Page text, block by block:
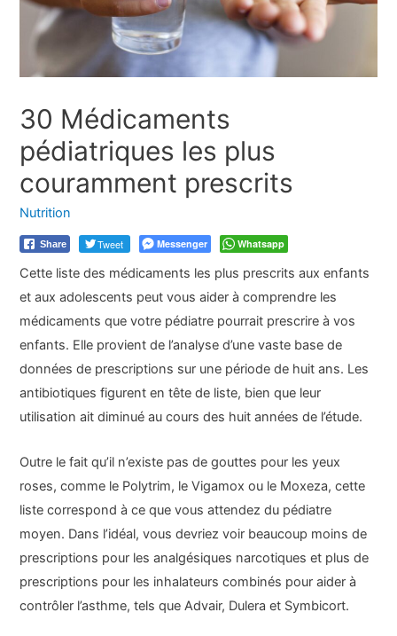
30 Médicaments
pédiatriques les plus
couramment prescrits
Nutrition
Share Tweet Messenger Whatsapp
Cette liste des médicaments les plus prescrits aux enfants
et aux adolescents peut vous aider à comprendre les
médicaments que votre pédiatre pourrait prescrire à vos
enfants. Elle provient de l’analyse d’une vaste base de
données de prescriptions sur une période de huit ans. Les
antibiotiques figurent en tête de liste, bien que leur
utilisation ait diminué au cours des huit années de l’étude.
Outre le fait qu’il n’existe pas de gouttes pour les yeux
roses, comme le Polytrim, le Vigamox ou le Moxeza, cette
liste correspond à ce que vous attendez du pédiatre
moyen. Dans l’idéal, vous devriez voir beaucoup moins de
prescriptions pour les analgésiques narcotiques et plus de
prescriptions pour les inhalateurs combinés pour aider à
contrôler l’asthme, tels que Advair, Dulera et Symbicort.